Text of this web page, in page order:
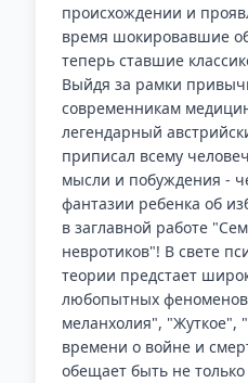
происхождении и
время шокировавшие
теперь ставшие
Выйдя за рамки
современникам
легендарный
приписал всему
мысли и побуждения -
фантазии ребенка об
в заглавной работе
невротиков"! В свете
теории предстает
любопытных
меланхолия", "Жуткое",
времени о войне и
обещает быть не